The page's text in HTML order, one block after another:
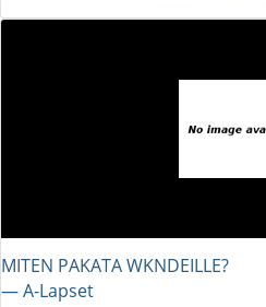
MITEN PAKATA WKNDEILLE?
― A-Lapset